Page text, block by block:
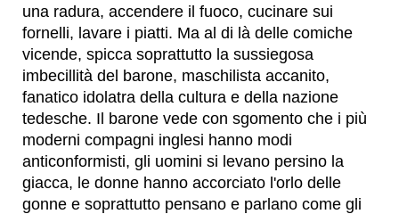
una radura, accendere il fuoco, cucinare sui
fornelli, lavare i piatti. Ma al di là delle comiche
vicende, spicca soprattutto la sussiegosa
imbecillità del barone, maschilista accanito,
fanatico idolatra della cultura e della nazione
tedesche. Il barone vede con sgomento che i più
moderni compagni inglesi hanno modi
anticonformisti, gli uomini si levano persino la
giacca, le donne hanno accorciato l'orlo delle
gonne e soprattutto pensano e parlano come gli